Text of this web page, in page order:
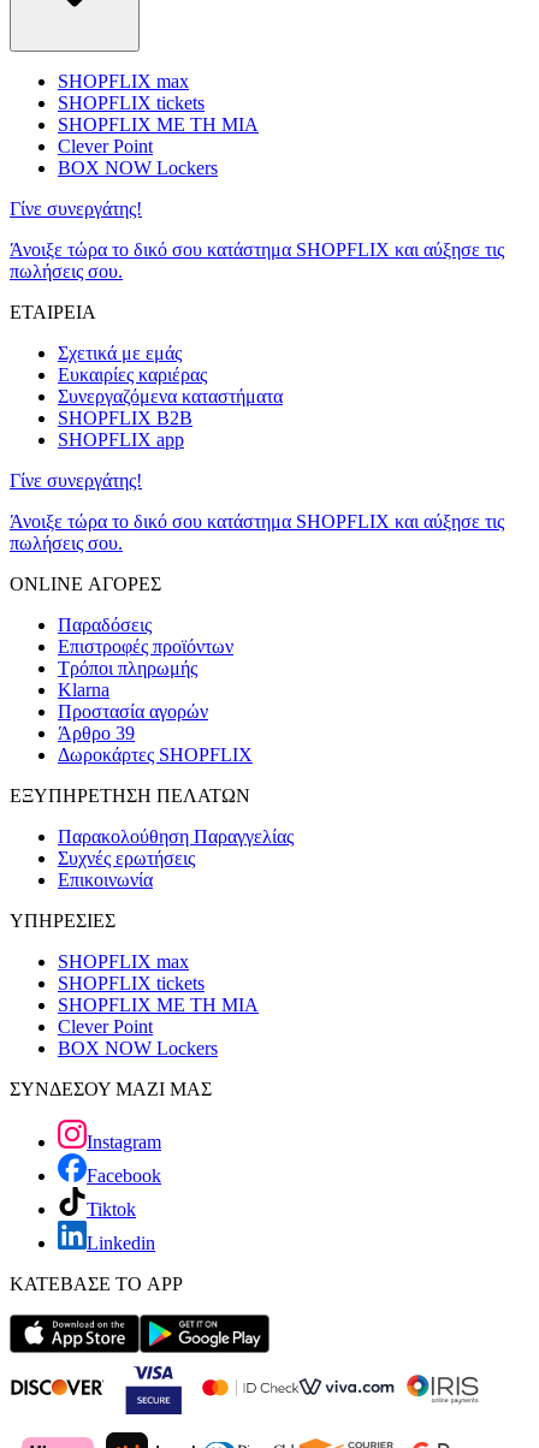
SHOPFLIX max
SHOPFLIX tickets
SHOPFLIX ΜΕ ΤΗ ΜΙΑ
Clever Point
BOX NOW Lockers
Γίνε συνεργάτης!
Άνοιξε τώρα το δικό σου κατάστημα SHOPFLIX και αύξησε τις
πωλήσεις σου.
ΕΤΑΙΡΕΙΑ
Σχετικά με εμάς
Ευκαιρίες καριέρας
Συνεργαζόμενα καταστήματα
SHOPFLIX B2B
SHOPFLIX app
Γίνε συνεργάτης!
Άνοιξε τώρα το δικό σου κατάστημα SHOPFLIX και αύξησε τις
πωλήσεις σου.
ONLINE ΑΓΟΡΕΣ
Παραδόσεις
Επιστροφές προϊόντων
Τρόποι πληρωμής
Klarna
Προστασία αγορών
Άρθρο 39
Δωροκάρτες SHOPFLIX
ΕΞΥΠΗΡΕΤΗΣΗ ΠΕΛΑΤΩΝ
Παρακολούθηση Παραγγελίας
Συχνές ερωτήσεις
Επικοινωνία
ΥΠΗΡΕΣΙΕΣ
SHOPFLIX max
SHOPFLIX tickets
SHOPFLIX ΜΕ ΤΗ ΜΙΑ
Clever Point
BOX NOW Lockers
ΣΥΝΔΕΣΟΥ ΜΑΖΙ ΜΑΣ
Instagram
Facebook
Tiktok
Linkedin
ΚΑΤΕΒΑΣΕ ΤΟ APP